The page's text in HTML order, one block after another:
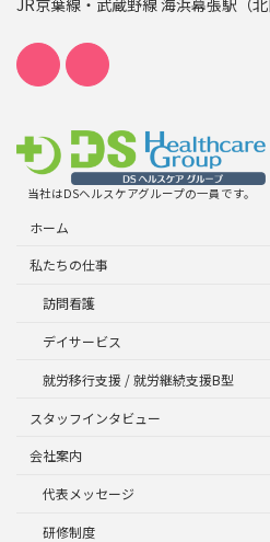
当社はDSヘルスケアグループの一員です。
ホーム
私たちの仕事
訪問看護
デイサービス
就労移行支援 / 就労継続支援B型
スタッフインタビュー
会社案内
代表メッセージ
研修制度